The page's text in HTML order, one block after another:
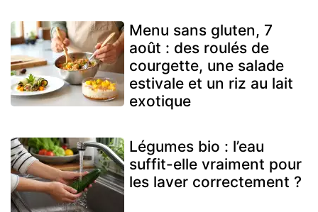
Menu sans gluten, 7
août : des roulés de
courgette, une salade
estivale et un riz au lait
exotique
Légumes bio : l’eau
suffit-elle vraiment pour
les laver correctement ?